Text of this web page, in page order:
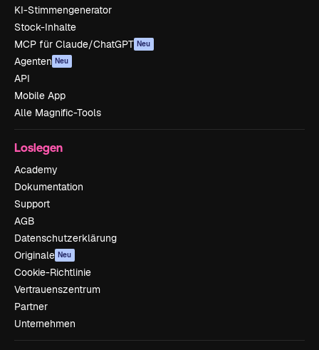
KI-Stimmengenerator
Stock-Inhalte
MCP für Claude/ChatGPT Neu
Agenten Neu
API
Mobile App
Alle Magnific-Tools
Loslegen
Academy
Dokumentation
Support
AGB
Datenschutzerklärung
Originale Neu
Cookie-Richtlinie
Vertrauenszentrum
Partner
Unternehmen